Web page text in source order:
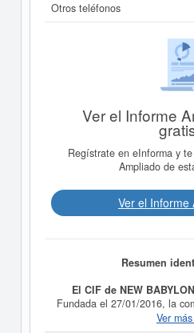
Otros teléfonos
Ver el Informe
Regístrate en eInforma y
Ampliado de
Ver el Informe
Resumen
El CIF de NEW
Fundada el 27/01/2016, la
tiene como finalidad El
Ver